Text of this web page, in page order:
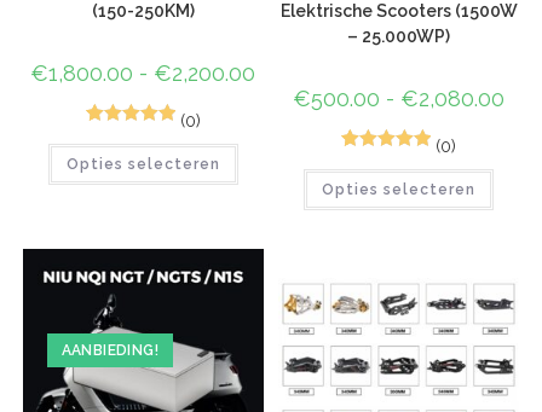
(150-250KM)
€1,800.00 - €2,200.00
5.00 op 5
n
(0)
Opties selecteren
Elektrische Scooters (1500W
– 25.000WP)
€500.00 - €2,080.00
5.00op 5
(0)
Opties selecteren
AANBIEDING!